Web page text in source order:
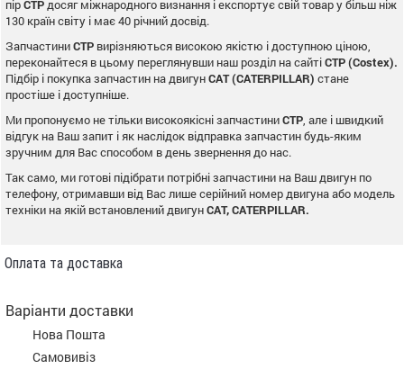
пірCTP досяг міжнародного визнання і експортує свій товар у більш ніж
130 країн світу і має 40 річний досвід.
ЗапчастиниCTP вирізняються високою якістю і доступною ціною,
переконайтеся в цьому переглянувши наш розділ на сайтіCTP (Costex).
Підбір і покупка запчастин на двигунCAT (CATERPILLAR) стане
простіше і доступніше.
Ми пропонуємо не тільки високоякісні запчастиниCTP , але і швидкий
відгук на Ваш запит і як наслідок відправка запчастин будь-яким
зручним для Вас способом в день звернення до нас.
Так само, ми готові підібрати потрібні запчастини на Ваш двигун по
телефону, отримавши від Вас лише серійний номер двигуна або модель
техніки на якій встановлений двигунCAT, CATERPILLAR.
Оплата та доставка
Варіанти доставки
Нова Пошта
Самовивіз